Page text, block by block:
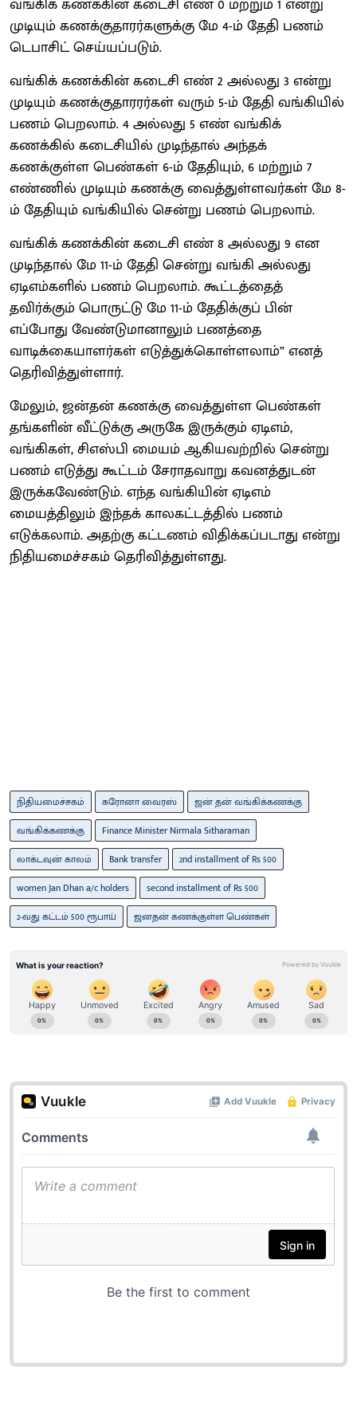
முடியும் கணக்குதாரர்களுக்கு மே 4-ம் தேதி பணம்
டெபாசிட் செய்யப்படும்.
வங்கிக் கணக்கின் கடைசி எண் 2 அல்லது 3 என்று
முடியும் கணக்குதாரரர்கள் வரும் 5-ம் தேதி வங்கியில்
பணம் பெறலாம். 4 அல்லது 5 எண் வங்கிக்
கணக்கில் கடைசியில் முடிந்தால் அந்தக்
கணக்குள்ள பெண்கள் 6-ம் தேதியும், 6 மற்றும் 7
எண்ணில் முடியும் கணக்கு வைத்துள்ளவர்கள் மே 8-
ம் தேதியும் வங்கியில் சென்று பணம் பெறலாம்.
வங்கிக் கணக்கின் கடைசி எண் 8 அல்லது 9 என
முடிந்தால் மே 11-ம் தேதி சென்று வங்கி அல்லது
ஏடிஎம்களில் பணம் பெறலாம். கூட்டத்தைத்
தவிர்க்கும் பொருட்டு மே 11-ம் தேதிக்குப் பின்
எப்போது வேண்டுமானாலும் பணத்தை
வாடிக்கையாளர்கள் எடுத்துக்கொள்ளலாம்” எனத்
தெரிவித்துள்ளார்.
மேலும், ஜன்தன் கணக்கு வைத்துள்ள பெண்கள்
தங்களின் வீட்டுக்கு அருகே இருக்கும் ஏடிஎம்,
வங்கிகள், சிஎஸ்பி மையம் ஆகியவற்றில் சென்று
பணம் எடுத்து கூட்டம் சேராதவாறு கவனத்துடன்
இருக்கவேண்டும். எந்த வங்கியின் ஏடிஎம்
மையத்திலும் இந்தக் காலகட்டத்தில் பணம்
எடுக்கலாம். அதற்கு கட்டணம் விதிக்கப்படாது என்று
நிதியமைச்சகம் தெரிவித்துள்ளது.
நிதியமைச்சகம் கரோனா வைரஸ்
ஜன் தன் வங்கிக்கணக்கு
வங்கிக்கணக்கு
Finance Minister Nirmala Sitharaman
லாக்டவுன் காலம்
Bank transfer
2nd installment of Rs 500
women Jan Dhan a/c holders
second installment of Rs 500
2-வது கட்டம் 500 ரூபாய்
ஜனதன் கணக்குள்ள பெண்கள்